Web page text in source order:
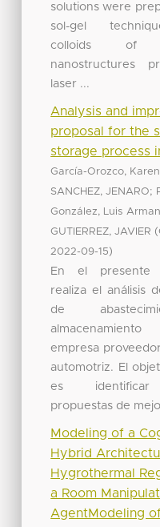
solutions were
sol-gel
colloids of
nanostructures
laser ...
Analysis and
proposal for the
storage process
García-Orozco, Karen
SANCHEZ, JENARO;
González, Luis
GUTIERREZ, JAVIER (
2022-09-15)
En el presente
realiza el análisis
de
empresa
automotriz. El
es identificar
propuestas de
Modeling of a
Hybrid
Hygrothermal
a Room
AgentModeling